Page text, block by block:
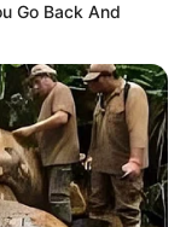
Go Back And